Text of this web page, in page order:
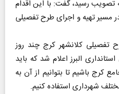
تصویب رسید، گفت: با این اقدام
مسیر تهیه و اجرای طرح تفصیلی
تفصیلی کلانشهر کرج چند روز
البرز اعلام شد که باید
کرج باشیم تا بتوانیم از آن به
شهرداری استفاده کنیم.